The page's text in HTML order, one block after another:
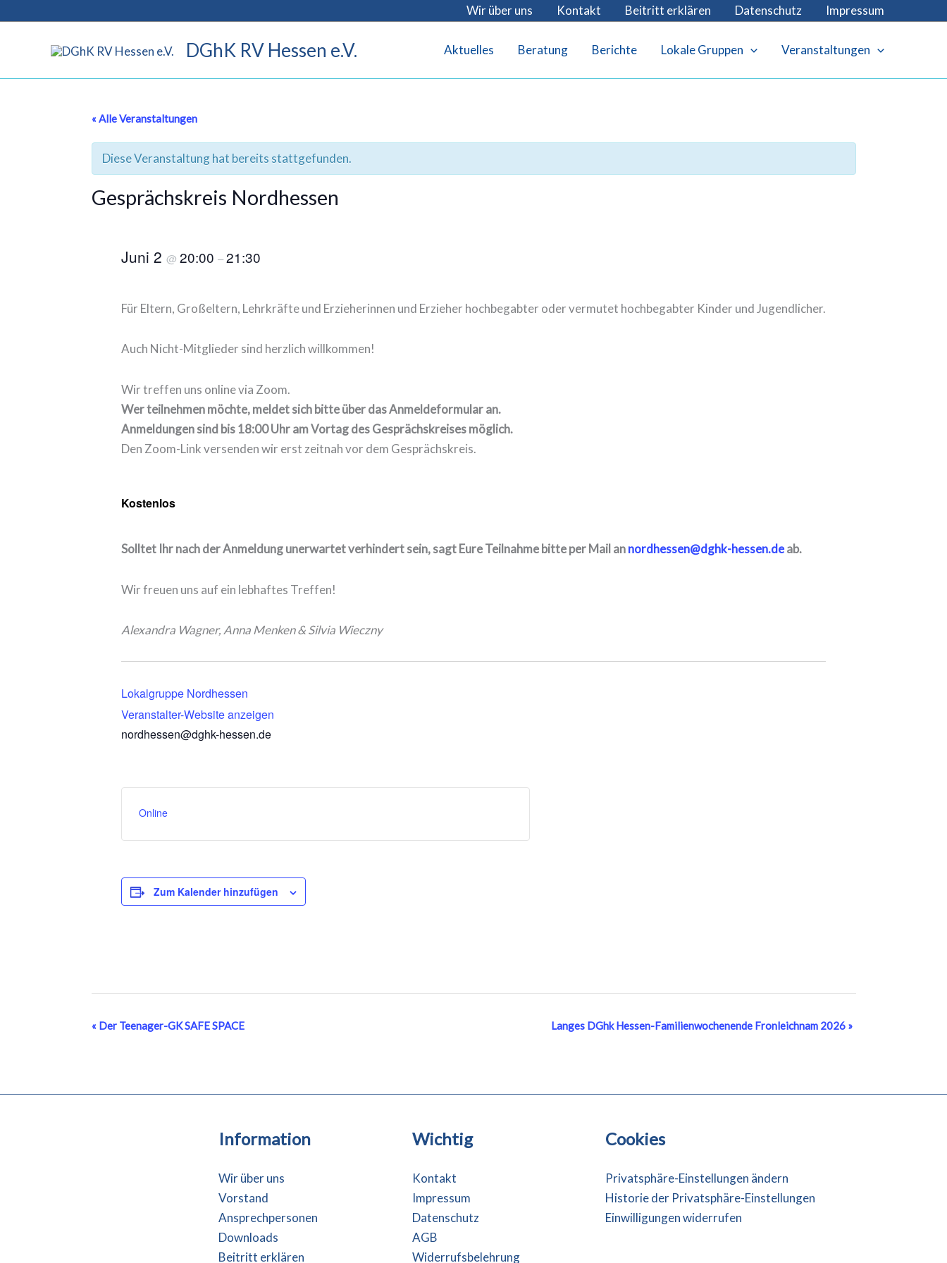
Wir über uns Kontakt Beitritt erklären Datenschutz Impressum
DGhK RV Hessen e.V. Aktuelles Beratung Berichte Lokale Gruppen Veranstaltungen
« Alle Veranstaltungen
Diese Veranstaltung hat bereits stattgefunden.
Gesprächskreis Nordhessen
Juni 2 @ 20:00 –21:30
Für Eltern, Großeltern, Lehrkräfte und Erzieherinnen und Erzieher hochbegabter oder vermutet hochbegabter Kinder und Jugendlicher.
Auch Nicht-Mitglieder sind herzlich willkommen!
Wir treffen uns online via Zoom.
Wer teilnehmen möchte, meldet sich bitte über das Anmeldeformular an.
Anmeldungen sind bis 18:00 Uhr am Vortag des Gesprächskreises möglich.
Den Zoom-Link versenden wir erst zeitnah vor dem Gesprächskreis.
Kostenlos
Solltet Ihr nach der Anmeldung unerwartet verhindert sein, sagt Eure Teilnahme bitte per Mail annordhessen@dghk-hessen.deab.
Wir freuen uns auf ein lebhaftes Treffen!
Alexandra Wagner, Anna Menken& Silvia Wieczny
Lokalgruppe Nordhessen
Veranstalter-Website anzeigen
nordhessen@dghk-hessen.de
Online
Zum Kalender hinzufügen
Veranstaltung-
« Der Teenager-GK SAFE SPACE Langes DGhk Hessen-Familienwochenende Fronleichnam 2026 »
Information
Wir über uns
Vorstand
Ansprechpersonen
Downloads
Beitritt erklären
Wichtig
Kontakt
Impressum
Datenschutz
AGB
Widerrufsbelehrung
Cookies
Privatsphäre-Einstellungen ändern
Historie der Privatsphäre-Einstellungen
Einwilligungen widerrufen